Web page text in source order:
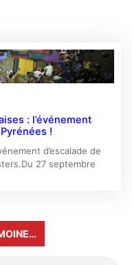
: l’événement
!
d’escalade de
27 septembre